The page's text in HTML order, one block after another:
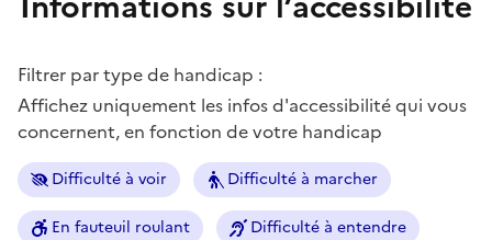
Filtrer par type de handicap :
Affichez uniquement les infos d'accessibilité qui vous
concernent, en fonction de votre handicap
Difficulté à voir Difficulté à marcher
En fauteuil roulant Difficulté à entendre